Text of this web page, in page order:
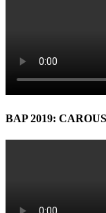
BAP 2019: